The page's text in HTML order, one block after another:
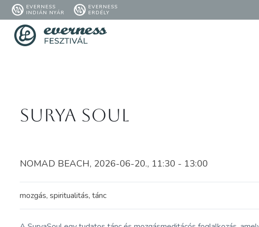
EVERNESS
INDIÁN NYÁR
EVERNESS
ERDÉLY
Surya Soul
NOMAD BEACH, 2026-06-20., 11:30 - 13:00
mozgás, spiritualitás, tánc